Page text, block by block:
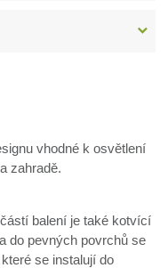
vhodné k osvětlení
zahradě.
balení je také kotvící
do pevných povrchů se
se instalují do